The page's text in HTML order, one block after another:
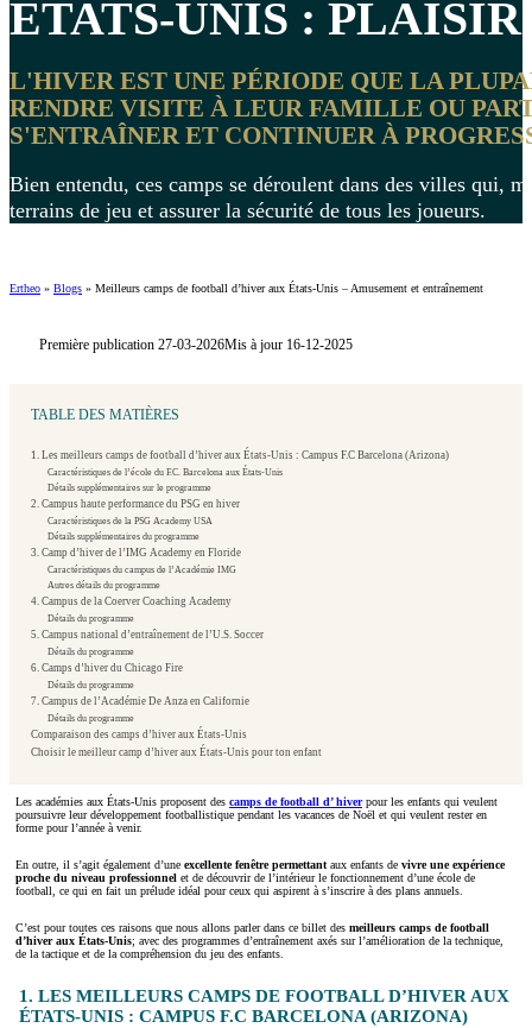
ÉTATS-UNIS : PLAISIR
L'HIVER EST UNE PÉRIODE QUE LA
RENDRE VISITE À LEUR FAMILLE OU
S'ENTRAÎNER ET CONTINUER À
Bien entendu, ces camps se déroulent dans des villes qui,
terrains de jeu et assurer la sécurité de tous les joueurs.
Ertheo » Blogs » Meilleurs camps de football d’hiver aux États-Unis – Amusement et entraînement
Première publication 27-03-2026Mis à jour 16-12-2025
TABLE DES MATIÈRES
1. Les meilleurs camps de football d’hiver aux États-Unis : Campus F.C Barcelona (Arizona)
Caractéristiques de l’école du F.C. Barcelona aux États-Unis
Détails supplémentaires sur le programme
2. Campus haute performance du PSG en hiver
Caractéristiques de la PSG Academy USA
Détails supplémentaires du programme
3. Camp d’hiver de l’IMG Academy en Floride
Caractéristiques du campus de l’Académie IMG
Autres détails du programme
4. Campus de la Coerver Coaching Academy
Détails du programme
5. Campus national d’entraînement de l’U.S. Soccer
Détails du programme
6. Camps d’hiver du Chicago Fire
Détails du programme
7. Campus de l’Académie De Anza en Californie
Détails du programme
Comparaison des camps d’hiver aux États-Unis
Choisir le meilleur camp d’hiver aux États-Unis pour ton enfant
Les académies aux États-Unis proposent des camps de football d’ hiverpour les enfants qui veulent
poursuivre leur développement footballistique pendant les vacances de Noël et qui veulent rester en
forme pour l’année à venir.
En outre, il s’agit également d’une excellente fenêtre permettant aux enfants de vivre une expérience
proche du niveau professionnel et de découvrir de l’intérieur le fonctionnement d’une école de
football, ce qui en fait un prélude idéal pour ceux qui aspirent à s’inscrire à des plans annuels.
C’est pour toutes ces raisons que nous allons parler dans ce billet des meilleurs camps de football
d’hiver aux États-Unis; avec des programmes d’entraînement axés sur l’amélioration de la technique,
de la tactique et de la compréhension du jeu des enfants.
1. LES MEILLEURS CAMPS DE FOOTBALL D’HIVER AUX
ÉTATS-UNIS : CAMPUS F.C BARCELONA (ARIZONA)